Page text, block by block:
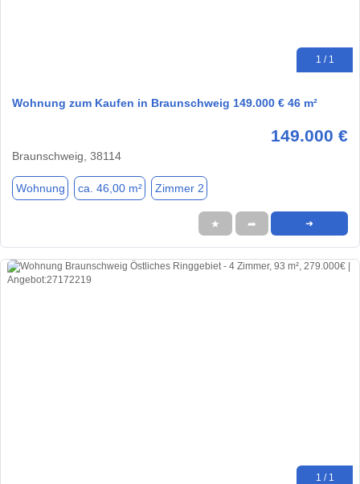
1 / 1
Wohnung zum Kaufen in Braunschweig 149.000 € 46 m²
149.000 €
Braunschweig, 38114
Wohnung ca. 46,00 m² Zimmer 2
★ ➦ ➜
1 / 1